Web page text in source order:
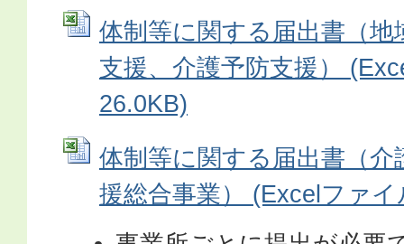
体制等に関する届出書（地
支援、介護予防支援）
26.0KB)
体制等に関する届出書（介
援総合事業） (Excelファ